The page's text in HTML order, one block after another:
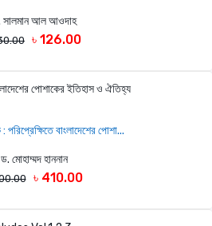
সালমান আল আওদাহ
৳ 126.00
পরিপ্রেক্ষিতে বাংলাদেশের পোশা...
ড. মোহাম্মদ হাননান
৳ 410.00